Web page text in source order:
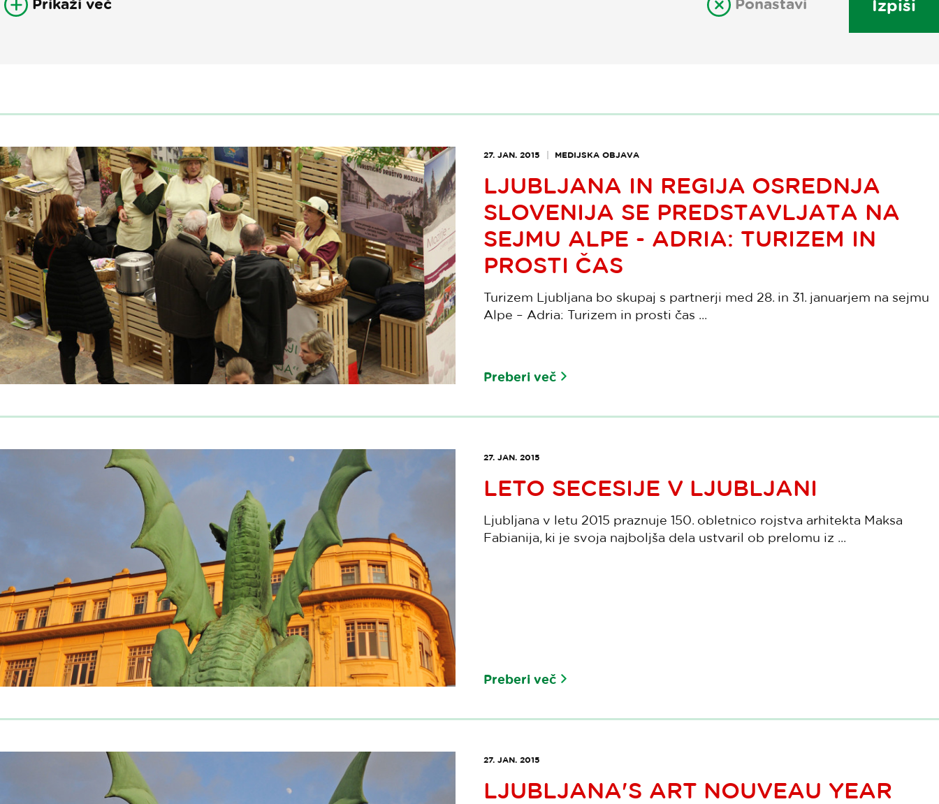
Izpiši
27. JAN. 2015 MEDIJSKA OBJAVA
LJUBLJANA IN REGIJA OSREDNJA
SLOVENIJA SE PREDSTAVLJATA NA
SEJMU ALPE - ADRIA: TURIZEM IN
PROSTI ČAS
Turizem Ljubljana bo skupaj s partnerji med 28. in 31. januarjem na sejmu
Alpe – Adria: Turizem in prosti čas ...
Preberi več
27. JAN. 2015
LETO SECESIJE V LJUBLJANI
Ljubljana v letu 2015 praznuje 150. obletnico rojstva arhitekta Maksa
Fabianija, ki je svoja najboljša dela ustvaril ob prelomu iz ...
Preberi več
27. JAN. 2015
LJUBLJANA'S ART NOUVEAU YEAR